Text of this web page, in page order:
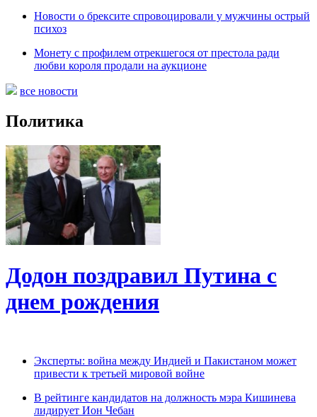
Новости о брексите спровоцировали у мужчины острый
психоз
Монету с профилем отрекшегося от престола ради
любви короля продали на аукционе
все новости
Политика
Додон поздравил Путина с
днем рождения
Эксперты: война между Индией и Пакистаном может
привести к третьей мировой войне
В рейтинге кандидатов на должность мэра Кишинева
лидирует Ион Чебан